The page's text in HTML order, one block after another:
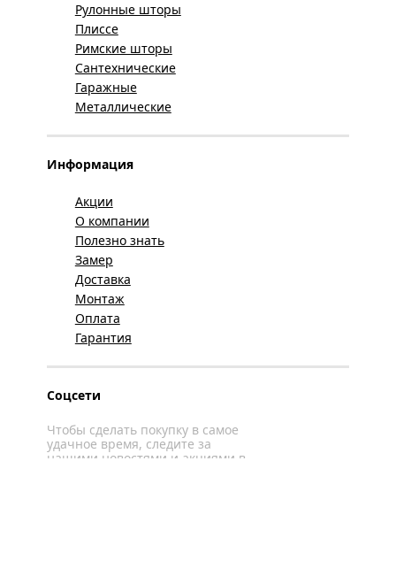
Рулонные шторы
Плиссе
Римские шторы
Сантехнические
Гаражные
Металлические
Информация
Акции
О компании
Полезно знать
Замер
Доставка
Монтаж
Оплата
Гарантия
Соцсети
Чтобы сделать покупку в самое
удачное время, следите за
нашими новостями и акциями в